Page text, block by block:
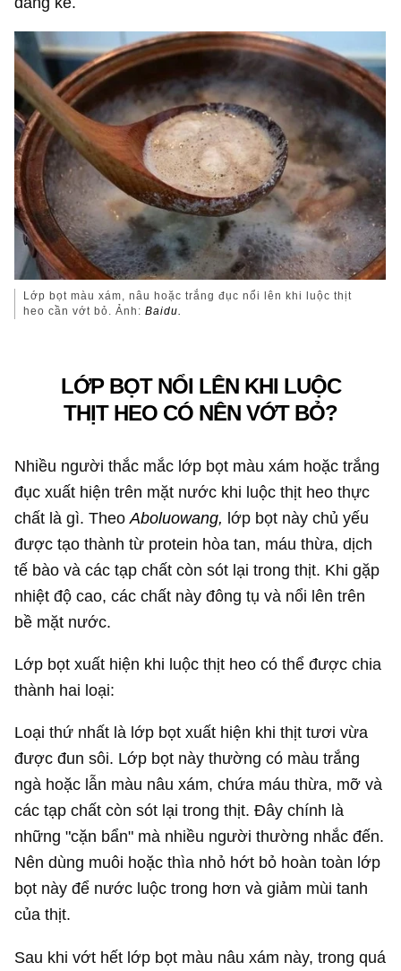
Lớp bọt màu xám, nâu hoặc trắng đục nổi lên khi luộc thịt
heo cần vớt bỏ. Ảnh:Baidu.
LỚP BỌT NỔI LÊN KHI LUỘC
THỊT HEO CÓ NÊN VỚT BỎ?
Nhiều người thắc mắc lớp bọt màu xám hoặc trắng
đục xuất hiện trên mặt nước khi luộc thịt heo thực
chất là gì. TheoAboluowang, lớp bọt này chủ yếu
được tạo thành từ protein hòa tan, máu thừa, dịch
tế bào và các tạp chất còn sót lại trong thịt. Khi gặp
nhiệt độ cao, các chất này đông tụ và nổi lên trên
bề mặt nước.
Lớp bọt xuất hiện khi luộc thịt heo có thể được chia
thành hai loại:
Loại thứ nhất là lớp bọt xuất hiện khi thịt tươi vừa
được đun sôi. Lớp bọt này thường có màu trắng
ngà hoặc lẫn màu nâu xám, chứa máu thừa, mỡ và
các tạp chất còn sót lại trong thịt. Đây chính là
những "cặn bẩn" mà nhiều người thường nhắc đến.
Nên dùng muôi hoặc thìa nhỏ hớt bỏ hoàn toàn lớp
bọt này để nước luộc trong hơn và giảm mùi tanh
của thịt.
Sau khi vớt hết lớp bọt màu nâu xám này, trong quá